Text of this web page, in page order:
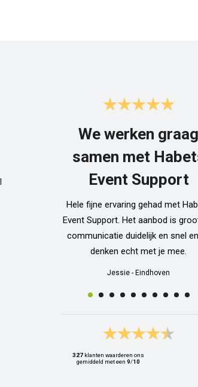
We werken graag
samen met
Event Support
Hele fijne ervaring gehad met
Event Support. Het aanbod is
communicatie duidelijk en snel
denken echt met je mee.
Jessie - Eindhoven
327klanten waarderen ons
gemiddeld met een 9/10